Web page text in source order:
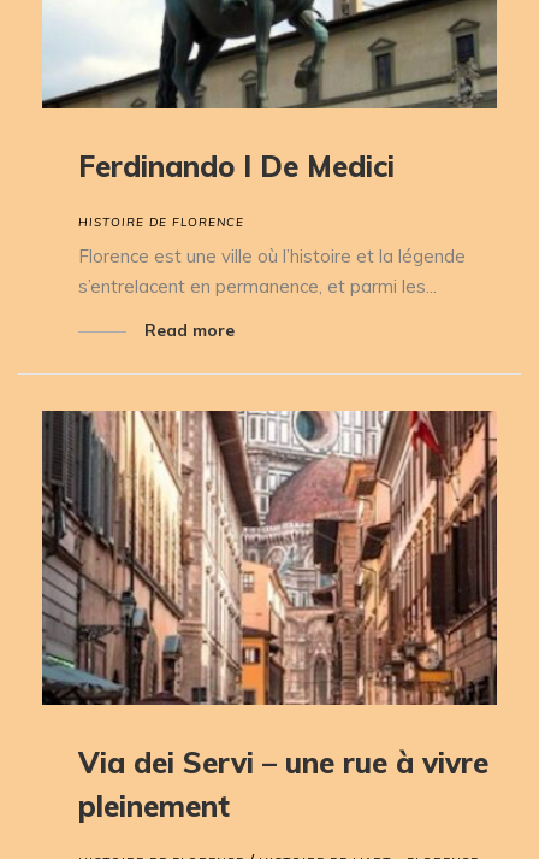
HISTOIRE DE FLORENCE
Ferdinando I De Medici
Florence est une ville où l’histoire et la légende
s’entrelacent en permanence, et parmi les...
Read more
Via dei Servi – une rue à vivre
pleinement